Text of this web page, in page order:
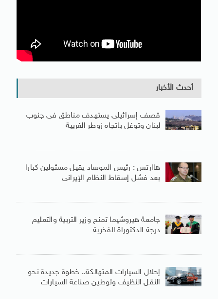
أحدث الأخبار
قصف إسرائيلى يستهدف مناطق فى جنوب
لبنان وتوغل باتجاه زوطر الغربية
هاارتس : رئيس الموساد يقيل مسئولين كبارا
بعد فشل إسقاط النظام الإيرانى
جامعة هيروشيما تمنح وزير التربية والتعليم
درجة الدكتوراة الفخرية
إحلال السيارات المتهالكة.. خطوة جديدة نحو
النقل النظيف وتوطين صناعة السيارات